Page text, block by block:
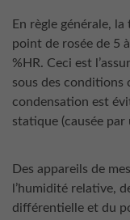
En règle générale,
point de rosée de 5
%HR. Ceci est
sous des conditions
condensation est
statique (causée
Des appareils de
l’humidité relative,
différentielle et du